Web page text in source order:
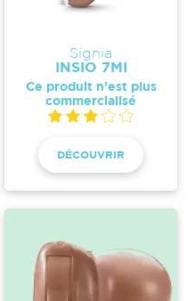
Signia
INSIO 7MI
Ce produit n’est plus
commercialisé
DÉCOUVRIR